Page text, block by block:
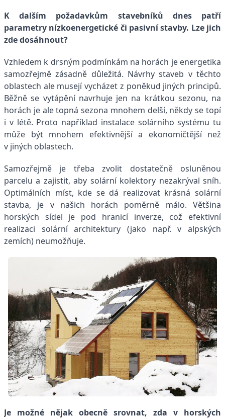
K dalším požadavkům stavebníků dnes patří
parametry nízkoenergetické či pasivní stavby. Lze jich
zde dosáhnout?
Vzhledem k drsným podmínkám na horách je energetika
samozřejmě zásadně důležitá. Návrhy staveb v těchto
oblastech ale musejí vycházet z poněkud jiných principů.
Běžně se vytápění navrhuje jen na krátkou sezonu, na
horách je ale topná sezona mnohem delší, někdy se topí
i v létě. Proto například instalace solárního systému tu
může být mnohem efektivnější a ekonomičtější než
v jiných oblastech.
Samozřejmě je třeba zvolit dostatečně osluněnou
parcelu a zajistit, aby solární kolektory nezakrýval sníh.
Optimálních míst, kde se dá realizovat krásná solární
stavba, je v našich horách poměrně málo. Většina
horských sídel je pod hranicí inverze, což efektivní
realizaci solární architektury (jako např. v alpských
zemích) neumožňuje.
Je možné nějak obecně srovnat, zda v horských